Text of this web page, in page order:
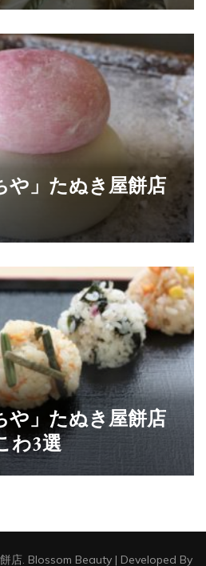
や」たぬき屋餅店
や」たぬき屋餅店
わ3選
店. Blossom Beauty | Developed By